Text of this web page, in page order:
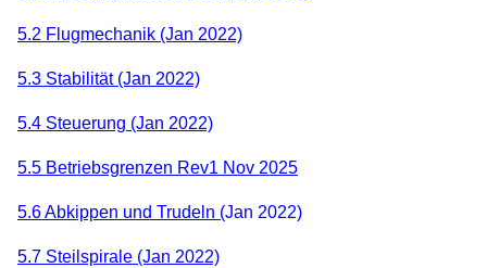
5.2 Flugmechanik (Jan 2022)
5.3 Stabilität (Jan 2022)
5.4 Steuerung (Jan 2022)
5.5 Betriebsgrenzen Rev1 Nov 2025
5.6 Abkippen und Trudeln (Jan 2022)
5.7 Steilspirale (Jan 2022)